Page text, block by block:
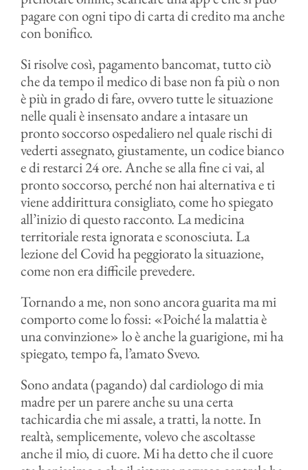
pagare con ogni tipo di carta di credito ma anche
con bonifico.
Si risolve così, pagamento bancomat, tutto ciò
che da tempo il medico di base non fa più o non
è più in grado di fare, ovvero tutte le situazione
nelle quali è insensato andare a intasare un
pronto soccorso ospedaliero nel quale rischi di
vederti assegnato, giustamente, un codice bianco
e di restarci 24 ore. Anche se alla fine ci vai, al
pronto soccorso, perché non hai alternativa e ti
viene addirittura consigliato, come ho spiegato
all’inizio di questo racconto. La medicina
territoriale resta ignorata e sconosciuta. La
lezione del Covid ha peggiorato la situazione,
come non era difficile prevedere.
Tornando a me, non sono ancora guarita ma mi
comporto come lo fossi: «Poiché la malattia è
una convinzione» lo è anche la guarigione, mi ha
spiegato, tempo fa, l’amato Svevo.
Sono andata (pagando) dal cardiologo di mia
madre per un parere anche su una certa
tachicardia che mi assale, a tratti, la notte. In
realtà, semplicemente, volevo che ascoltasse
anche il mio, di cuore. Mi ha detto che il cuore